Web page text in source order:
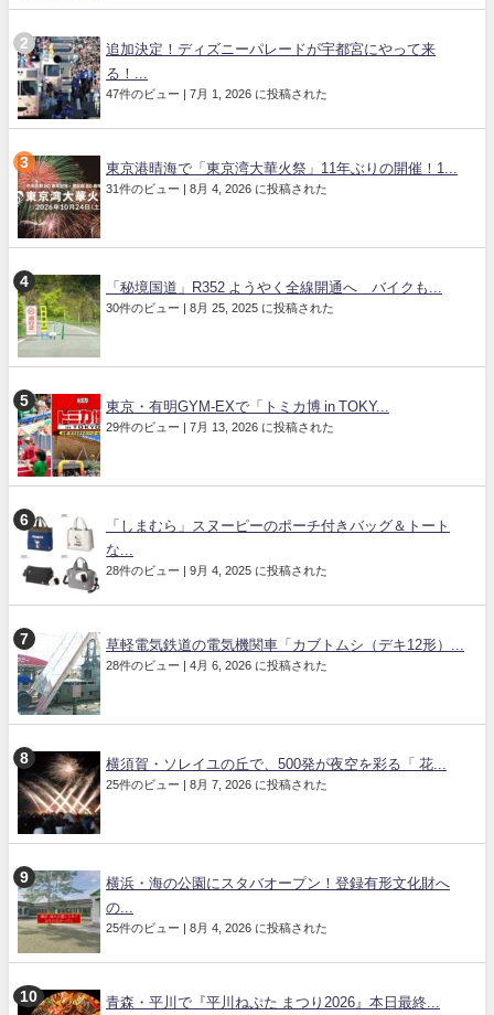
追加決定！ディズニーパレードが宇都宮にやって来
る！...
47件のビュー | 7月 1, 2026 に投稿された
東京港晴海で「東京湾大華火祭」11年ぶりの開催！1...
31件のビュー | 8月 4, 2026 に投稿された
「秘境国道」R352 ようやく全線開通へ バイクも...
30件のビュー | 8月 25, 2025 に投稿された
東京・有明GYM-EXで「トミカ博 in TOKY...
29件のビュー | 7月 13, 2026 に投稿された
「しまむら」スヌーピーのポーチ付きバッグ＆トート
な...
28件のビュー | 9月 4, 2025 に投稿された
草軽電気鉄道の電気機関車「カブトムシ（デキ12形）...
28件のビュー | 4月 6, 2026 に投稿された
横須賀・ソレイユの丘で、500発が夜空を彩る「 花...
25件のビュー | 8月 7, 2026 に投稿された
横浜・海の公園にスタバオープン！登録有形文化財へ
の...
25件のビュー | 8月 4, 2026 に投稿された
青森・平川で『平川ねぷた まつり2026』本日最終...